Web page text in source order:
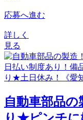
応募へ進む
詳しく
見る
自動車部品の